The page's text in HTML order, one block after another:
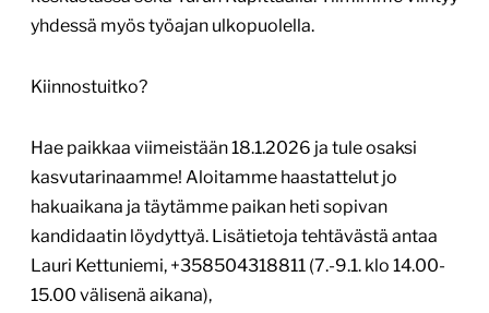
yhdessä myös työajan ulkopuolella.
Kiinnostuitko?
Hae paikkaa viimeistään 18.1.2026 ja tule osaksi
kasvutarinaamme! Aloitamme haastattelut jo
hakuaikana ja täytämme paikan heti sopivan
kandidaatin löydyttyä. Lisätietoja tehtävästä antaa
Lauri Kettuniemi, +358504318811 (7.-9.1. klo 14.00-
15.00 välisenä aikana),